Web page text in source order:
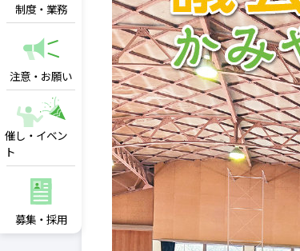
制度・業務
注意・お願い
催し・イベン
ト
募集・採用